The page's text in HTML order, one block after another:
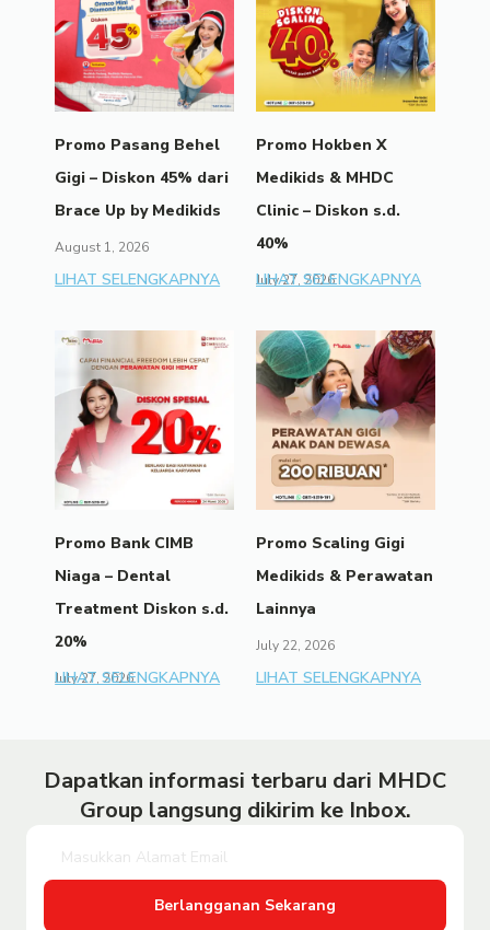
Promo Pasang Behel
Gigi – Diskon 45% dari
Brace Up by Medikids
August 1, 2026
LIHAT SELENGKAPNYA
Promo Hokben X
Medikids & MHDC
Clinic – Diskon s.d.
40%
July 27, 2026
LIHAT SELENGKAPNYA
Promo Bank CIMB
Niaga – Dental
Treatment Diskon s.d.
20%
July 27, 2026
LIHAT SELENGKAPNYA
Promo Scaling Gigi
Medikids & Perawatan
Lainnya
July 22, 2026
LIHAT SELENGKAPNYA
Dapatkan informasi terbaru dari MHDC
Group langsung dikirim ke Inbox.
Berlangganan Sekarang